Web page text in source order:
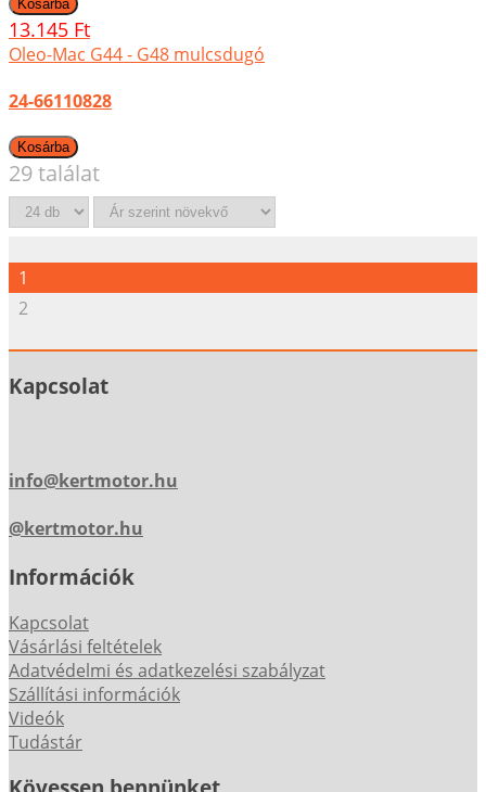
13.145 Ft
Oleo-Mac G44 - G48 mulcsdugó
24-66110828
29 találat
1
2
Kapcsolat
info@kertmotor.hu
@kertmotor.hu
Információk
Kapcsolat
Vásárlási feltételek
Adatvédelmi és adatkezelési szabályzat
Szállítási információk
Videók
Tudástár